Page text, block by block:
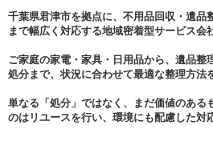
千葉県君津市を拠点に、不用品回収・遺品
まで幅広く対応する地域密着型サービス会
ご家庭の家電・家具・日用品から、遺品整
処分まで、状況に合わせて最適な整理方法
単なる「処分」ではなく、まだ価値のある
のはリユースを行い、環境にも配慮した対